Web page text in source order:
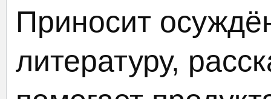
Приносит
литературу,